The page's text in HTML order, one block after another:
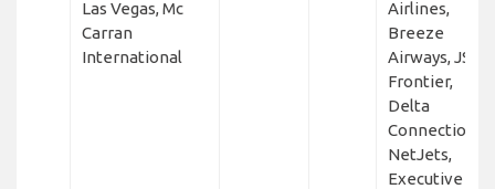
Las Vegas, Mc
Carran
International
Airlines,
Breeze
Airways, JSX,
Frontier,
Delta
Connection,
NetJets,
Executive Jet